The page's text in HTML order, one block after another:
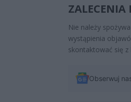
Nie należy
wystąpienia
skontaktować się z
Obserwuj